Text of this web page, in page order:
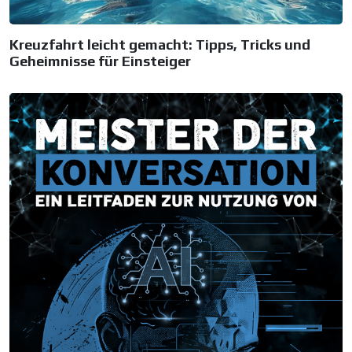
Kreuzfahrt leicht gemacht: Tipps, Tricks und
Geheimnisse für Einsteiger